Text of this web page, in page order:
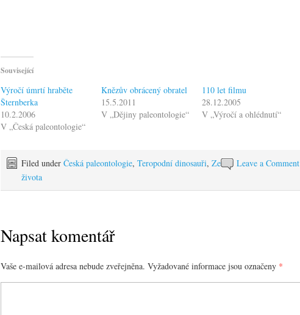
Související
Výročí úmrtí hraběte
Šternberka
10.2.2006
V „Česká paleontologie“
Knězův obrácený obratel
15.5.2011
V „Dějiny paleontologie“
110 let filmu
28.12.2005
V „Výročí a ohlédnutí“
Leave a Comment
Filed under Česká paleontologie, Teropodní dinosauři, Ze
života
Napsat komentář
Vaše e-mailová adresa nebude zveřejněna. Vyžadované informace jsou označeny *